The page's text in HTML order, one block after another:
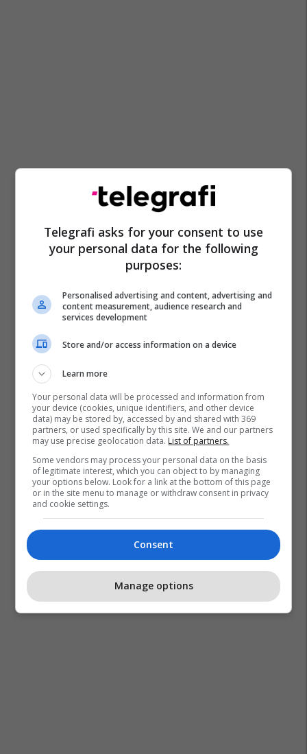
Telegrafi asks for your consent to use
your personal data for the following
purposes:
Personalised advertising and content, advertising and
content measurement, audience research and
services development
Store and/or access information on a device
Learn more
Your personal data will be processed and information from
your device (cookies, unique identifiers, and other device
data) may be stored by, accessed by and shared with 369
partners, or used specifically by this site. We and our partners
may use precise geolocation data. List of partners.
Some vendors may process your personal data on the basis
of legitimate interest, which you can object to by managing
your options below. Look for a link at the bottom of this page
or in the site menu to manage or withdraw consent in privacy
and cookie settings.
Consent
Manage options